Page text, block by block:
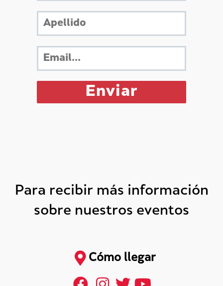
Para recibir más información
sobre nuestros eventos
Cómo llegar